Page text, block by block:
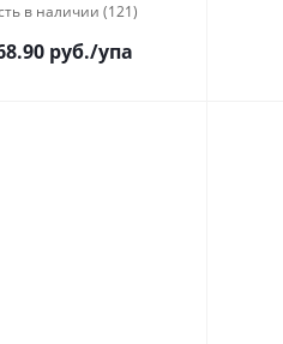
в наличии (121)
руб./упа